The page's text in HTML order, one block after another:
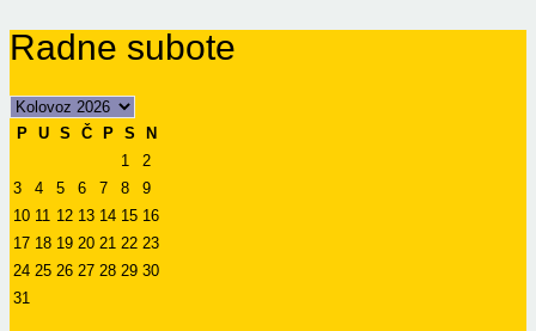
Radne subote
P U S Č P S
N
1
2
3
4 5 6 7 8
9
10 11 12 13 14 15 16
17 18 19 20 21 22 23
24 25 26 27 28 29 30
31